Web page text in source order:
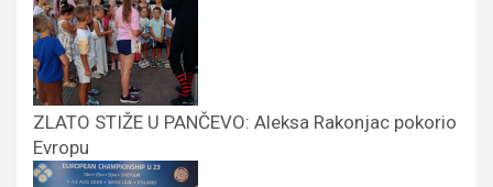
ZLATO STIŽE U PANČEVO: Aleksa Rakonjac pokorio
Evropu